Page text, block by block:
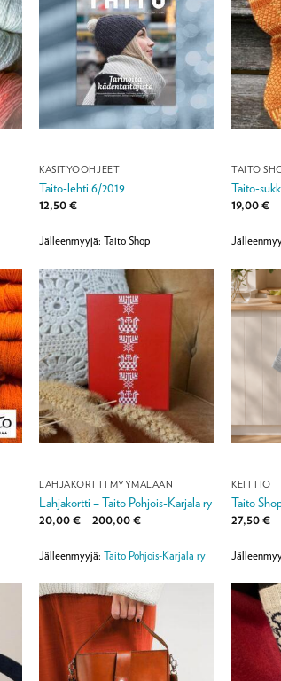
KÄSITYÖOHJEET
Taito-lehti 6/2019
12,50€
Jälleenmyyjä: Taito Shop
TAITO
Taito-
19,00€
LAHJAKORTTI MYYMÄLÄÄN
Lahjakortti – Taito Pohjois-Karjala ry
20,00€–200,00€Hintaluokka:
200,00 €
Jälleenmyyjä:Taito Pohjois-Karjala ry
KEITTIÖ
Taito
27,50€